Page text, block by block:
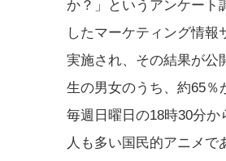
か？」というアンケート
したマーケティング情報
実施され、その結果が公
生の男女のうち、約65％
毎週日曜日の18時30分
人も多い国民的アニメ